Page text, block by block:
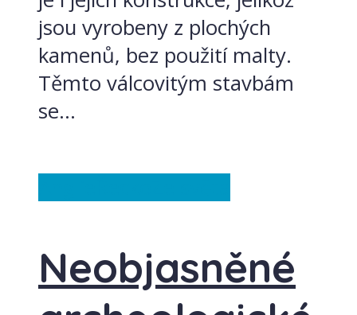
jsou vyrobeny z plochých
kamenů, bez použití malty.
Těmto válcovitým stavbám
se...
Neobjasněné